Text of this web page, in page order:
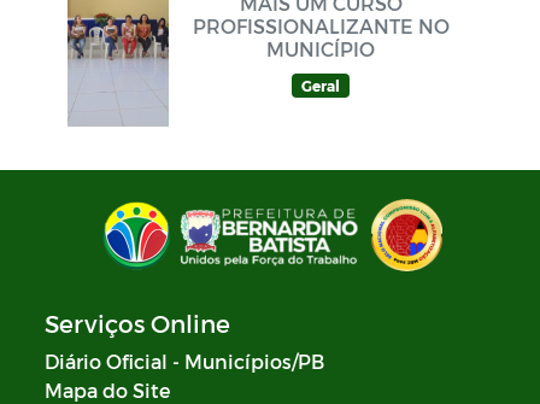
PROFISSIONALIZANTE NO
MUNICÍPIO
Geral
Serviços Online
Diário Oficial - Municípios/PB
Mapa do Site